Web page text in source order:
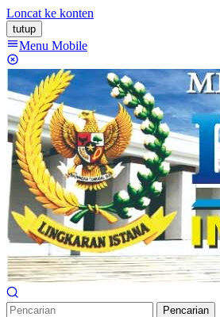
Loncat ke konten
tutup
Menu Mobile
Pencarian